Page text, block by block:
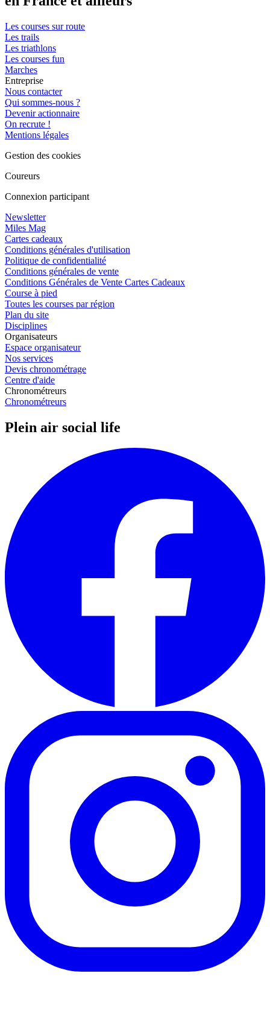
Les courses sur route
Les trails
Les triathlons
Les courses fun
Marches
Entreprise
Nous contacter
Qui sommes-nous ?
Devenir actionnaire
On recrute !
Mentions légales
Gestion des cookies
Coureurs
Connexion participant
Newsletter
Miles Mag
Cartes cadeaux
Conditions générales d'utilisation
Politique de confidentialité
Conditions générales de vente
Conditions Générales de Vente Cartes Cadeaux
Course à pied
Toutes les courses par région
Plan du site
Disciplines
Organisateurs
Espace organisateur
Nos services
Devis chronométrage
Centre d'aide
Chronométreurs
Chronométreurs
Plein air social life